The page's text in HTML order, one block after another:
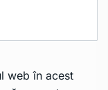
web în acest